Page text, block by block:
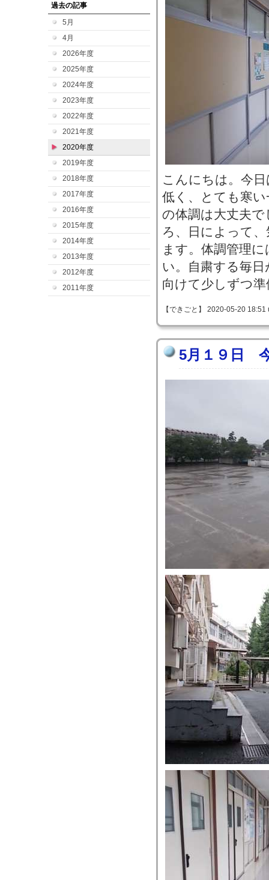
過去の記事
5月
4月
2026年度
2025年度
2024年度
2023年度
2022年度
2021年度
2020年度
2019年度
2018年度
2017年度
2016年度
2015年度
2014年度
2013年度
2012年度
2011年度
こんにちは。今
低く、とても寒
の体調は大丈夫
ろ、日によって
ます。体調管理
い。自粛する毎
向けて少しずつ
【できごと】 2020-05-20
5月１９日